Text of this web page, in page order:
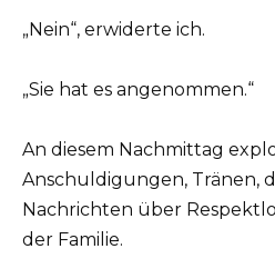
„Nein“, erwiderte ich.
„Sie hat es angenommen.“
An diesem Nachmittag
Anschuldigungen, Tränen,
Nachrichten über
der Familie.